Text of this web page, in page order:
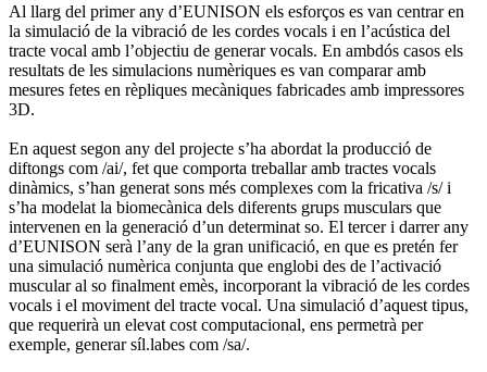
Al llarg del primer any d’EUNISON els esforços es van centrar en
la simulació de la vibració de les cordes vocals i en l’acústica del
tracte vocal amb l’objectiu de generar vocals. En ambdós casos els
resultats de les simulacions numèriques es van comparar amb
mesures fetes en rèpliques mecàniques fabricades amb impressores
3D.
En aquest segon any del projecte s’ha abordat la producció de
diftongs com /ai/, fet que comporta treballar amb tractes vocals
dinàmics, s’han generat sons més complexes com la fricativa /s/ i
s’ha modelat la biomecànica dels diferents grups musculars que
intervenen en la generació d’un determinat so. El tercer i darrer any
d’EUNISON serà l’any de la gran unificació, en que es pretén fer
una simulació numèrica conjunta que englobi des de l’activació
muscular al so finalment emès, incorporant la vibració de les cordes
vocals i el moviment del tracte vocal. Una simulació d’aquest tipus,
que requerirà un elevat cost computacional, ens permetrà per
exemple, generar síl.labes com /sa/.